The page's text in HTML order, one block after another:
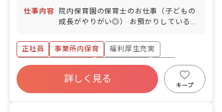
仕事内容
院内保育園の保育士のお仕事（子どもの
成長がやりがい◎） お預かりしている子
食事・睡眠・排泄・清潔・衣類の着脱等
・集団生活を通じた社会性の装着 ・行事
の計画・実行、お知らせの作成
正社員 事業所内保育
福利厚生充実
ボーナス・賞与あり
社会保険完備
昇給昇進あり
産休育休制度
詳しく見る
キープ